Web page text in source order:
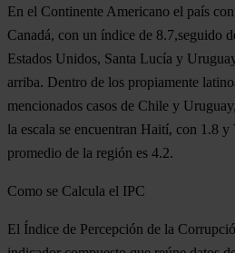
En el Continente Americano el país
Canadá, con un índice de 8.7,seguido
Estados Unidos, Santa Lucía y
arriba. Dentro de los propiamente
mencionados casos de Chile y
la escala se encuentran Haití, con 1.8
promedio de la región es 4.2.
Como se Calcula el IPC
El Índice de Percepción de la